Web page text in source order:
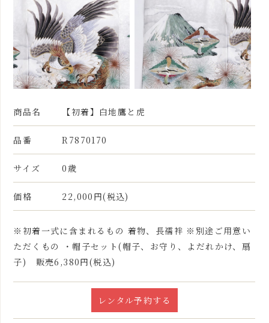
商品名 【初着】白地鷹と虎
品番 R7870170
サイズ 0歳
価格 22,000円(税込)
※初着一式に含まれるもの 着物、長襦袢 ※別途ご用意い
ただくもの ・帽子セット(帽子、お守り、よだれかけ、扇
子) 販売6,380円(税込)
レンタル予約する